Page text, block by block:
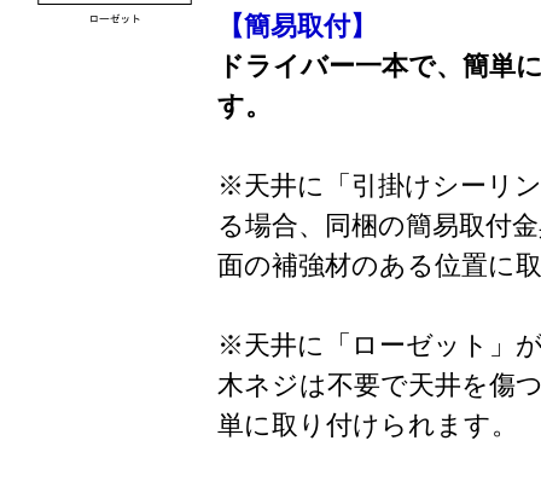
【簡易取付】
ドライバー一本で、簡単
す。
※天井に「引掛けシーリ
る場合、同梱の簡易取付
面の補強材のある位置に
※天井に「ローゼット」
木ネジは不要で天井を傷
単に取り付けられます。